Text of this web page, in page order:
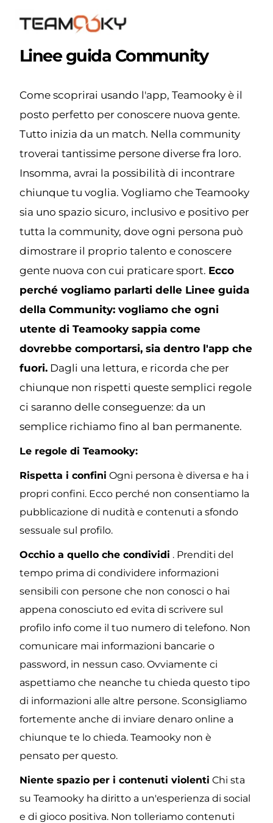
Linee guida Community
Come scoprirai usando l'app, Teamooky è il
posto perfetto per conoscere nuova gente.
Tutto inizia da un match. Nella community
troverai tantissime persone diverse fra loro.
Insomma, avrai la possibilità di incontrare
chiunque tu voglia. Vogliamo che Teamooky
sia uno spazio sicuro, inclusivo e positivo per
tutta la community, dove ogni persona può
dimostrare il proprio talento e conoscere
gente nuova con cui praticare sport. Ecco
perché vogliamo parlarti delle Linee guida
della Community: vogliamo che ogni
utente di Teamooky sappia come
dovrebbe comportarsi, sia dentro l'app che
fuori. Dagli una lettura, e ricorda che per
chiunque non rispetti queste semplici regole
ci saranno delle conseguenze: da un
semplice richiamo fino al ban permanente.
Le regole di Teamooky:
Rispetta i confini Ogni persona è diversa e ha i
propri confini. Ecco perché non consentiamo la
pubblicazione di nudità e contenuti a sfondo
sessuale sul profilo.
Occhio a quello che condividi . Prenditi del
tempo prima di condividere informazioni
sensibili con persone che non conosci o hai
appena conosciuto ed evita di scrivere sul
profilo info come il tuo numero di telefono. Non
comunicare mai informazioni bancarie o
password, in nessun caso. Ovviamente ci
aspettiamo che neanche tu chieda questo tipo
di informazioni alle altre persone. Sconsigliamo
fortemente anche di inviare denaro online a
chiunque te lo chieda. Teamooky non è
pensato per questo.
Niente spazio per i contenuti violenti Chi sta
su Teamooky ha diritto a un'esperienza di social
e di gioco positiva. Non tolleriamo contenuti